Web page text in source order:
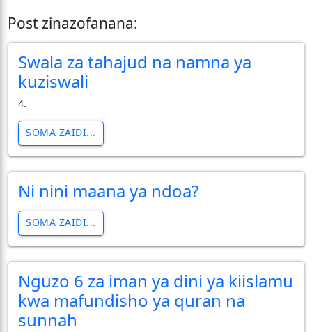
Post zinazofanana:
Swala za tahajud na namna ya
kuziswali
4.
SOMA ZAIDI...
Ni nini maana ya ndoa?
SOMA ZAIDI...
Nguzo 6 za iman ya dini ya kiislamu
kwa mafundisho ya quran na
sunnah